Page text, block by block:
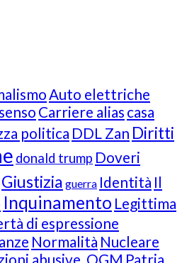
Auto elettriche
Carriere alias casa
politica DDL Zan Diritti
donald trump Doveri
Giustizia guerra Identità Il
Inquinamento Legittima
di espressione
Normalità Nucleare
abusive. OGM Patria